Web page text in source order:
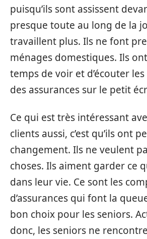
puisqu’ils sont assissent
presque toute au long de la
travaillent plus. Ils ne font
ménages domestiques. Ils
temps de voir et d’écouter
des assurances sur le petit
Ce qui est très intéressant
clients aussi, c’est qu’ils ont
changement. Ils ne veulent
choses. Ils aiment garder ce
dans leur vie. Ce sont les
d’assurances qui font la
bon choix pour les seniors.
donc, les seniors ne